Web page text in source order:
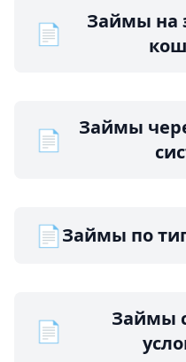
📄
Займы на
📄
Займы
📄Займы по
📄
Займы